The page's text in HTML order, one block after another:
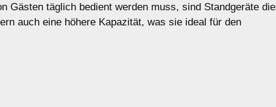
Gästen täglich bedient werden muss, sind Standgeräte die
auch eine höhere Kapazität, was sie ideal für den